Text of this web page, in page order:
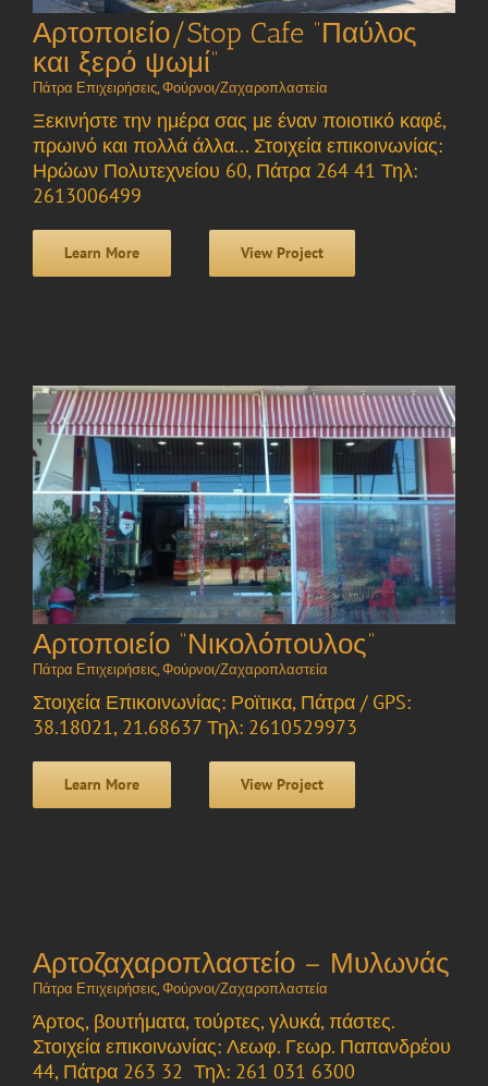
Αρτοποιείο/Stop Cafe “Παύλος
και ξερό ψωμί”
Πάτρα Επιχειρήσεις,Φούρνοι/Ζαχαροπλαστεία
Ξεκινήστε την ημέρα σας με έναν ποιοτικό καφέ,
πρωινό και πολλά άλλα... Στοιχεία επικοινωνίας:
Ηρώων Πολυτεχνείου 60, Πάτρα 264 41 Τηλ:
2613006499
Learn More View Project
Αρτοποιείο “Νικολόπουλος”
Πάτρα Επιχειρήσεις,Φούρνοι/Ζαχαροπλαστεία
Στοιχεία Επικοινωνίας: Ροϊτικα, Πάτρα / GPS:
38.18021, 21.68637 Τηλ: 2610529973
Learn More View Project
Αρτοζαχαροπλαστείο – Μυλωνάς
Πάτρα Επιχειρήσεις,Φούρνοι/Ζαχαροπλαστεία
Άρτος, βουτήματα, τούρτες, γλυκά, πάστες.
Στοιχεία επικοινωνίας: Λεωφ. Γεωρ. Παπανδρέου
44, Πάτρα 263 32 Τηλ: 261 031 6300